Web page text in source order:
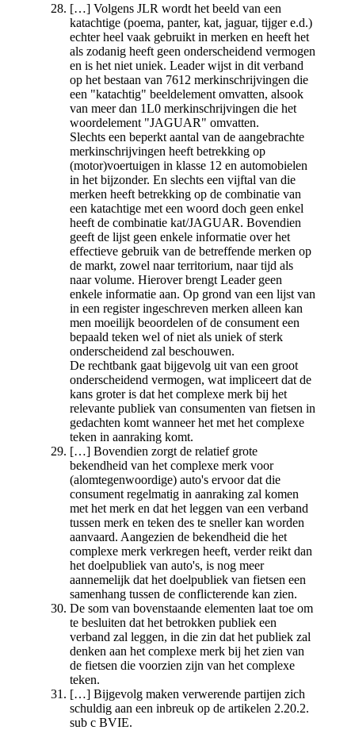
[…] Volgens JLR wordt het beeld van een
katachtige (poema, panter, kat, jaguar, tijger e.d.)
echter heel vaak gebruikt in merken en heeft het
als zodanig heeft geen onderscheidend vermogen
en is het niet uniek. Leader wijst in dit verband
op het bestaan van 7612 merkinschrijvingen die
een "katachtig" beeldelement omvatten, alsook
van meer dan 1L0 merkinschrijvingen die het
woordelement "JAGUAR" omvatten.
Slechts een beperkt aantal van de aangebrachte
merkinschrijvingen heeft betrekking op
(motor)voertuigen in klasse 12 en automobielen
in het bijzonder. En slechts een vijftal van die
merken heeft betrekking op de combinatie van
een katachtige met een woord doch geen enkel
heeft de combinatie kat/JAGUAR. Bovendien
geeft de lijst geen enkele informatie over het
effectieve gebruik van de betreffende merken op
de markt, zowel naar territorium, naar tijd als
naar volume. Hierover brengt Leader geen
enkele informatie aan. Op grond van een lijst van
in een register ingeschreven merken alleen kan
men moeilijk beoordelen of de consument een
bepaald teken wel of niet als uniek of sterk
onderscheidend zal beschouwen.
De rechtbank gaat bijgevolg uit van een groot
onderscheidend vermogen, wat impliceert dat de
kans groter is dat het complexe merk bij het
relevante publiek van consumenten van fietsen in
gedachten komt wanneer het met het complexe
teken in aanraking komt.
[…] Bovendien zorgt de relatief grote
bekendheid van het complexe merk voor
(alomtegenwoordige) auto's ervoor dat die
consument regelmatig in aanraking zal komen
met het merk en dat het leggen van een verband
tussen merk en teken des te sneller kan worden
aanvaard. Aangezien de bekendheid die het
complexe merk verkregen heeft, verder reikt dan
het doelpubliek van auto's, is nog meer
aannemelijk dat het doelpubliek van fietsen een
samenhang tussen de conflicterende kan zien.
De som van bovenstaande elementen laat toe om
te besluiten dat het betrokken publiek een
verband zal leggen, in die zin dat het publiek zal
denken aan het complexe merk bij het zien van
de fietsen die voorzien zijn van het complexe
teken.
[…] Bijgevolg maken verwerende partijen zich
schuldig aan een inbreuk op de artikelen 2.20.2.
sub c BVIE.